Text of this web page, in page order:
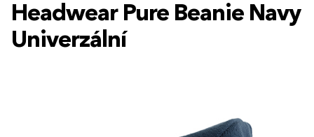
Headwear Pure Beanie Navy
Univerzální